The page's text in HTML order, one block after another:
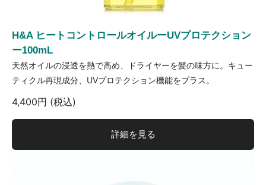
H&A ヒートコントロールオイルーUVプロテクション
ー100mL
天然オイルの浸透を熱で高め、ドライヤーを髪の味方に。キュー
ティクル再現成分、UVプロテクション機能をプラス。
4,400円 (税込)
詳細を見る